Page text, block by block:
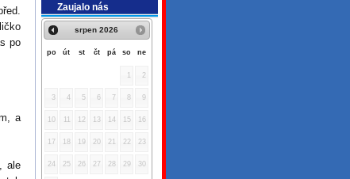
Zaujalo nás
srpen 2026
po út st čt pá so ne
1 2
3 4 5 6 7 8 9
10 11 12 13 14 15 16
17 18 19 20 21 22 23
24 25 26 27 28 29 30
po
a
ale